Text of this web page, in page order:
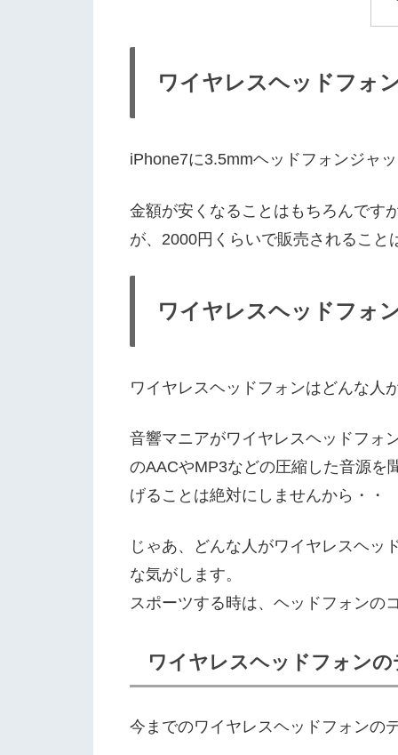
ワイヤレスヘッドフォ
iPhone7に3.5mmヘッドフォンジャ
金額が安くなることはもちろんです
が、2000円くらいで販売されること
ワイヤレスヘッドフォ
ワイヤレスヘッドフォンはどんな人
音響マニアがワイヤレスヘッドフォ
のAACやMP3などの圧縮した音源を
げることは絶対にしませんから・・
じゃあ、どんな人がワイヤレスヘッ
な気がします。
スポーツする時は、ヘッドフォンの
ワイヤレスヘッドフォン
今までのワイヤレスヘッドフォンの